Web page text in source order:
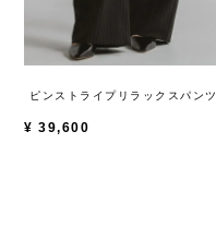
ピンストライプリラックスパンツ
¥ 39,600